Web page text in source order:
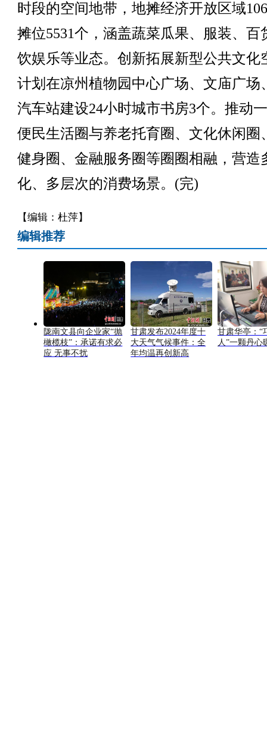
时段的空间地带，地摊经济开放区域
摊位5531个，涵盖蔬菜瓜果、服装、百
饮娱乐等业态。创新拓展新型公共文化
计划在凉州植物园中心广场、文庙广场
汽车站建设24小时城市书房3个。推动
便民生活圈与养老托育圈、文化休闲圈
健身圈、金融服务圈等圈圈相融，营造
化、多层次的消费场景。(完)
【编辑：杜萍】
编辑推荐
陇南文县向企业家“抛
橄榄枝”：承诺有求必
应 无事不扰
甘肃发布2024年度十
大天气气候事件：全
年均温再创新高
甘肃华亭：“
人”一颗丹心